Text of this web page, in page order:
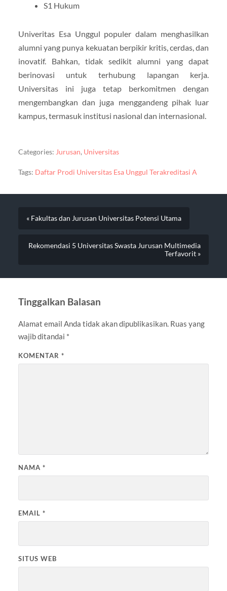
S1 Hukum
Univeritas Esa Unggul populer dalam menghasilkan
alumni yang punya kekuatan berpikir kritis, cerdas, dan
inovatif. Bahkan, tidak sedikit alumni yang dapat
berinovasi untuk terhubung lapangan kerja.
Universitas ini juga tetap berkomitmen dengan
mengembangkan dan juga menggandeng pihak luar
kampus, termasuk institusi nasional dan internasional.
Categories: Jurusan, Universitas
Tags: Daftar Prodi Universitas Esa Unggul Terakreditasi A
« Fakultas dan Jurusan Universitas Potensi Utama
Rekomendasi 5 Universitas Swasta Jurusan Multimedia
Terfavorit »
Tinggalkan Balasan
Alamat email Anda tidak akan dipublikasikan. Ruas yang
wajib ditandai *
KOMENTAR *
NAMA *
EMAIL *
SITUS WEB